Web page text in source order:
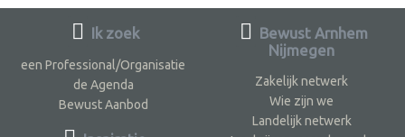
Ik zoek
een Professional/Organisatie
de Agenda
Bewust Aanbod
Bewust Arnhem
Nijmegen
Zakelijk netwerk
Wie zijn we
Landelijk netwerk